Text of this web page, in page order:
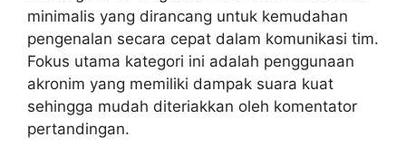
minimalis yang dirancang untuk kemudahan
pengenalan secara cepat dalam komunikasi tim.
Fokus utama kategori ini adalah penggunaan
akronim yang memiliki dampak suara kuat
sehingga mudah diteriakkan oleh komentator
pertandingan.